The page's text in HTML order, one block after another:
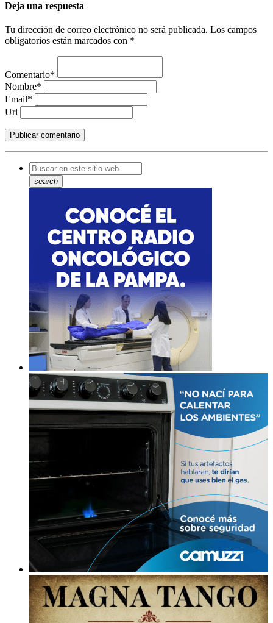
Deja una respuesta
Tu dirección de correo electrónico no será publicada. Los campos
obligatorios están marcados con *
Comentario*
Nombre*
Email*
Url
search